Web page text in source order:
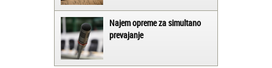
Najem opreme za simultano
prevajanje
Matjaž iz Ajdovščine: